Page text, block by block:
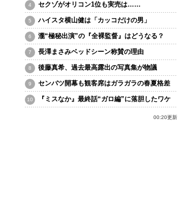
セクゾがオリコン1位も実売は……
ハイスタ横山健は「カッコだけの男」
瀧“極秘出演”の『全裸監督』はどうなる？
長澤まさみベッドシーン称賛の理由
後藤真希、過去最高露出の写真集が物議
センバツ開幕も観客席はガラガラの春夏格差
『ミスなか』最終話“ガロ編”に落胆したワケ
00:20更新